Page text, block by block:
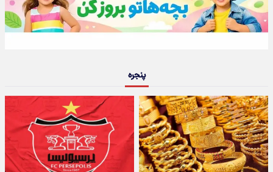
پنجره